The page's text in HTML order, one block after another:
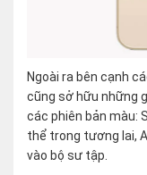
Ngoài ra bên cạnh
cũng sở hữu những
các phiên bản màu:
thể trong tương lai,
vào bộ sư tập.